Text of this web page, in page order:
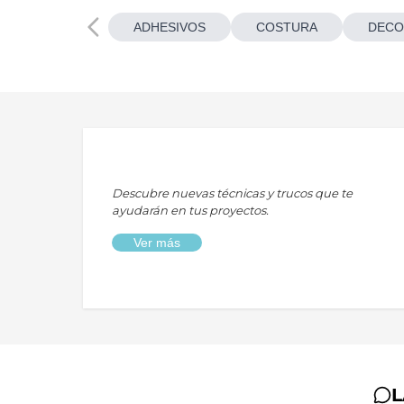
ADHESIVOS COSTURA
Descubre nuevas técnicas y trucos que te
ayudarán en tus proyectos.
Ver más